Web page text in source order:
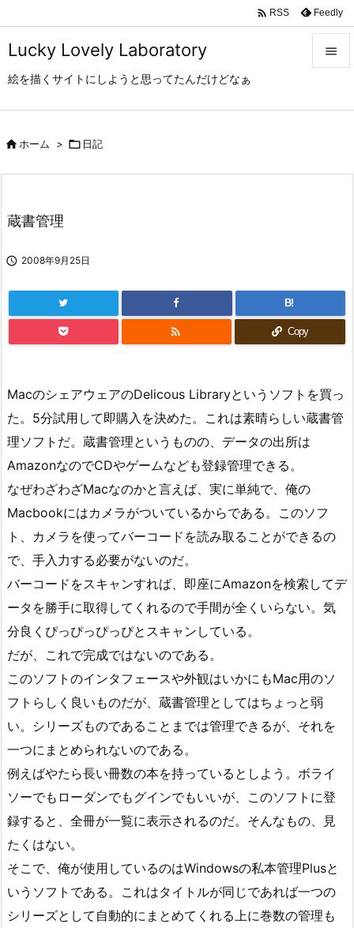
Lucky Lovely Laboratory
絵を描くサイトにしようと思ってたんだけどなぁ

 RSS Feedly
ホーム >  日記
蔵書管理
 2008年9月25日
B!
 Copy
MacのシェアウェアのDelicous Libraryというソフトを買っ
た。5分試用して即購入を決めた。これは素晴らしい蔵書管
理ソフトだ。蔵書管理というものの、データの出所は
AmazonなのでCDやゲームなども登録管理できる。
なぜわざわざMacなのかと言えば、実に単純で、俺の
Macbookにはカメラがついているからである。このソフ
ト、カメラを使ってバーコードを読み取ることができるの
で、手入力する必要がないのだ。
バーコードをスキャンすれば、即座にAmazonを検索してデ
ータを勝手に取得してくれるので手間が全くいらない。気
分良くぴっぴっぴっぴとスキャンしている。
だが、これで完成ではないのである。
このソフトのインタフェースや外観はいかにもMac用のソ
フトらしく良いものだが、蔵書管理としてはちょっと弱
い。シリーズものであることまでは管理できるが、それを
一つにまとめられないのである。
例えばやたら長い冊数の本を持っているとしよう。ボライ
ソーでもローダンでもグインでもいいが、このソフトに登
録すると、全冊が一覧に表示されるのだ。そんなもの、見
たくはない。
そこで、俺が使用しているのはWindowsの私本管理Plusと
いうソフトである。これはタイトルが同じであれば一つの
シリーズとして自動的にまとめてくれる上に巻数の管理も